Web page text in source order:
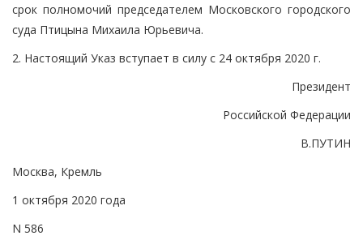
срок полномочий председателем Московского городского
суда Птицына Михаила Юрьевича.
2. Настоящий Указ вступает в силу с 24 октября 2020 г.
Президент
Российской Федерации
В.ПУТИН
Москва, Кремль
1 октября 2020 года
N 586